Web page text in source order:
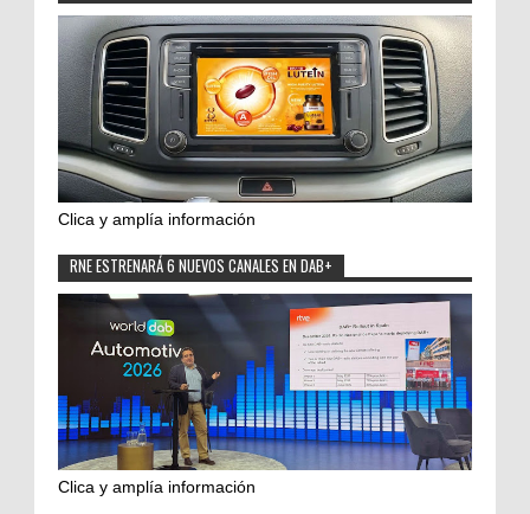
Clica y amplía información
RNE ESTRENARÁ 6 NUEVOS CANALES EN DAB+
Clica y amplía información